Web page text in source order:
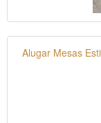
Alugar Mesas